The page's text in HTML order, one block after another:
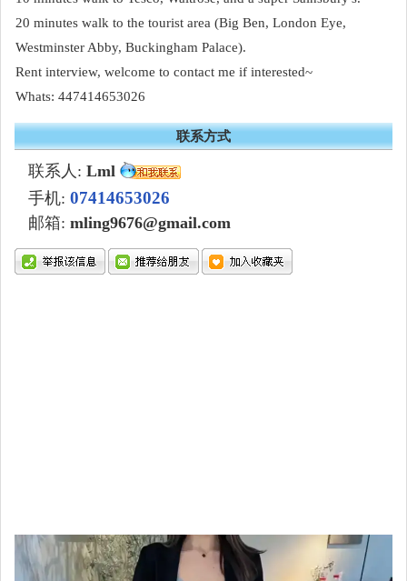
20 minutes walk to the tourist area (Big Ben, London Eye,
Westminster Abby, Buckingham Palace).
Rent interview, welcome to contact me if interested~
Whats: 447414653026
联系方式
联系人: Lml
手机: 07414653026
邮箱: mling9676@gmail.com